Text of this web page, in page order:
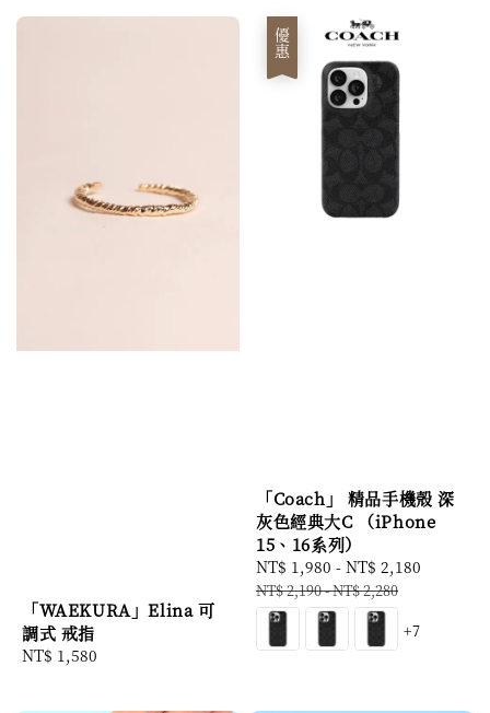
「WAEKURA」Elina 可
調式 戒指
Regular
NT$ 1,580
優惠
「Coach」 精品手機殼 深
灰色經典大C （iPhone
15、16系列）
Sale
price
NT$ 1,980 - NT$ 2,180
NT$ 2,190-NT$ 2,280
+7